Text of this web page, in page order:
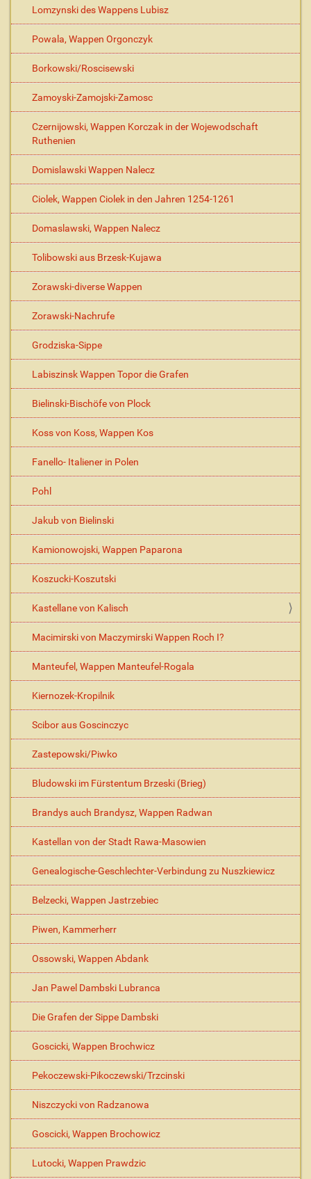
Lomzynski des Wappens Lubisz
Powala, Wappen Orgonczyk
Borkowski/Roscisewski
Zamoyski-Zamojski-Zamosc
Czernijowski, Wappen Korczak in der Wojewodschaft
Ruthenien
Domislawski Wappen Nalecz
Ciolek, Wappen Ciolek in den Jahren 1254-1261
Domaslawski, Wappen Nalecz
Tolibowski aus Brzesk-Kujawa
Zorawski-diverse Wappen
Zorawski-Nachrufe
Grodziska-Sippe
Labiszinsk Wappen Topor die Grafen
Bielinski-Bischöfe von Plock
Koss von Koss, Wappen Kos
Fanello- Italiener in Polen
Pohl
Jakub von Bielinski
Kamionowojski, Wappen Paparona
Koszucki-Koszutski
Kastellane von Kalisch
Macimirski von Maczymirski Wappen Roch I?
Manteufel, Wappen Manteufel-Rogala
Kiernozek-Kropilnik
Scibor aus Goscinczyc
Zastepowski/Piwko
Bludowski im Fürstentum Brzeski (Brieg)
Brandys auch Brandysz, Wappen Radwan
Kastellan von der Stadt Rawa-Masowien
Genealogische-Geschlechter-Verbindung zu Nuszkiewicz
Belzecki, Wappen Jastrzebiec
Piwen, Kammerherr
Ossowski, Wappen Abdank
Jan Pawel Dambski Lubranca
Die Grafen der Sippe Dambski
Goscicki, Wappen Brochwicz
Pekoczewski-Pikoczewski/Trzcinski
Niszczycki von Radzanowa
Goscicki, Wappen Brochowicz
Lutocki, Wappen Prawdzic